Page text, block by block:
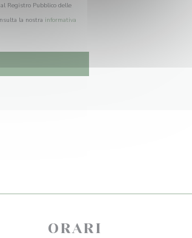
Registro Pubblico delle
la nostra informativa
ORARI